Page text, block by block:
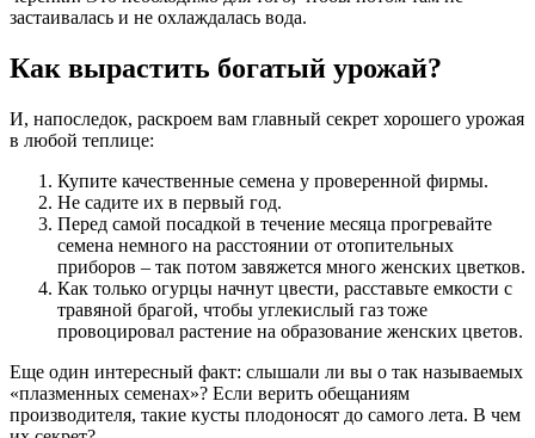
застаивалась и не охлаждалась вода.
Как вырастить богатый урожай?
И, напоследок, раскроем вам главный секрет хорошего урожая
в любой теплице:
Купите качественные семена у проверенной фирмы.
Не садите их в первый год.
Перед самой посадкой в течение месяца прогревайте
семена немного на расстоянии от отопительных
приборов – так потом завяжется много женских цветков.
Как только огурцы начнут цвести, расставьте емкости с
травяной брагой, чтобы углекислый газ тоже
провоцировал растение на образование женских цветов.
Еще один интересный факт: слышали ли вы о так называемых
«плазменных семенах»? Если верить обещаниям
производителя, такие кусты плодоносят до самого лета. В чем